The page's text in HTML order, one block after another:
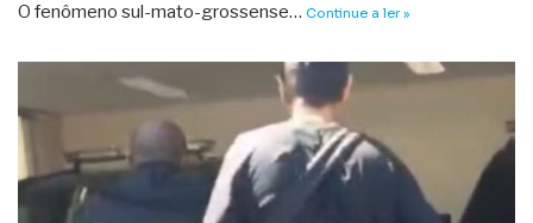
O fenômeno sul-mato-grossense… Continue a ler »